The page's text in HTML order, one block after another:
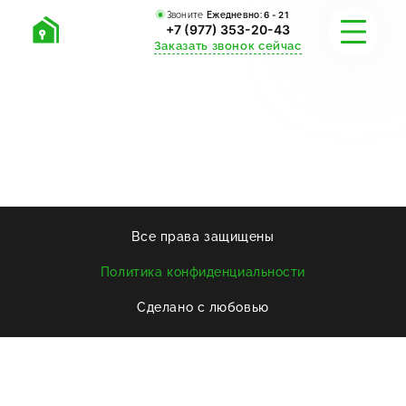
Звоните Ежедневно:6 - 21
+7 (977) 353-20-43
Заказать звонок сейчас
ПРИСТРОЙКИ
ПРАЙС-ЛИСТ
ОТЗЫВЫ
Все права защищены
Политика конфиденциальности
Сделано с любовью